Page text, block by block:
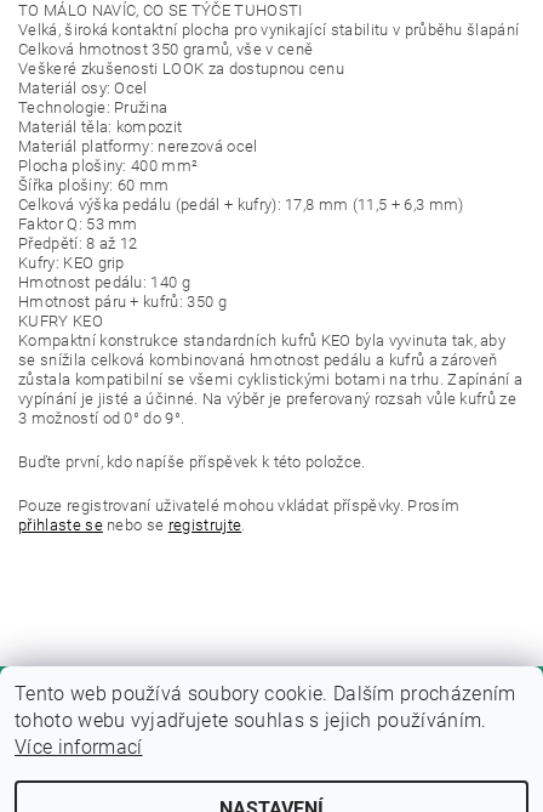
TO MÁLO NAVÍC, CO SE TÝČE TUHOSTI
Velká, široká kontaktní plocha pro vynikající stabilitu v průběhu šlapání
Celková hmotnost 350 gramů, vše v ceně
Veškeré zkušenosti LOOK za dostupnou cenu
Materiál osy: Ocel
Technologie: Pružina
Materiál těla: kompozit
Materiál platformy: nerezová ocel
Plocha plošiny: 400 mm²
Šířka plošiny: 60 mm
Celková výška pedálu (pedál + kufry): 17,8 mm (11,5 + 6,3 mm)
Faktor Q: 53 mm
Předpětí: 8 až 12
Kufry: KEO grip
Hmotnost pedálu: 140 g
Hmotnost páru + kufrů: 350 g
KUFRY KEO
Kompaktní konstrukce standardních kufrů KEO byla vyvinuta tak, aby
se snížila celková kombinovaná hmotnost pedálu a kufrů a zároveň
zůstala kompatibilní se všemi cyklistickými botami na trhu. Zapínání a
vypínání je jisté a účinné. Na výběr je preferovaný rozsah vůle kufrů ze
3 možností od 0° do 9°.
Buďte první, kdo napíše příspěvek k této položce.
Pouze registrovaní uživatelé mohou vkládat příspěvky. Prosím
přihlaste senebo se registrujte.
Tento web používá soubory cookie. Dalším procházením
tohoto webu vyjadřujete souhlas s jejich používáním.
Více informací